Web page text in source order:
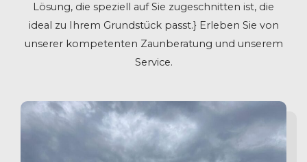
Lösung, die speziell auf Sie zugeschnitten ist, die
ideal zu Ihrem Grundstück passt.} Erleben Sie von
unserer kompetenten Zaunberatung und unserem
Service.